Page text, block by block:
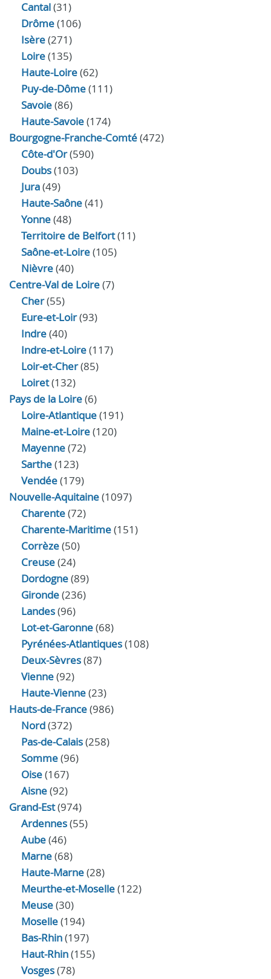
Cantal(31)
Drôme(106)
Isère(271)
Loire(135)
Haute-Loire(62)
Puy-de-Dôme(111)
Savoie(86)
Haute-Savoie(174)
Bourgogne-Franche-Comté(472)
Côte-d'Or(590)
Doubs(103)
Jura(49)
Haute‑Saône(41)
Yonne(48)
Territoire de Belfort(11)
Saône-et-Loire(105)
Nièvre(40)
Centre-Val de Loire(7)
Cher(55)
Eure‑et‑Loir(93)
Indre(40)
Indre‑et‑Loire(117)
Loir‑et‑Cher(85)
Loiret(132)
Pays de la Loire(6)
Loire-Atlantique(191)
Maine-et-Loire(120)
Mayenne(72)
Sarthe(123)
Vendée(179)
Nouvelle-Aquitaine(1097)
Charente(72)
Charente-Maritime(151)
Corrèze(50)
Creuse(24)
Dordogne(89)
Gironde(236)
Landes(96)
Lot-et-Garonne(68)
Pyrénées-Atlantiques(108)
Deux-Sèvres(87)
Vienne(92)
Haute-Vienne(23)
Hauts-de-France(986)
Nord(372)
Pas-de-Calais(258)
Somme(96)
Oise(167)
Aisne(92)
Grand-Est(974)
Ardennes(55)
Aube(46)
Marne(68)
Haute-Marne(28)
Meurthe-et-Moselle(122)
Meuse(30)
Moselle(194)
Bas-Rhin(197)
Haut-Rhin(155)
Vosges(78)